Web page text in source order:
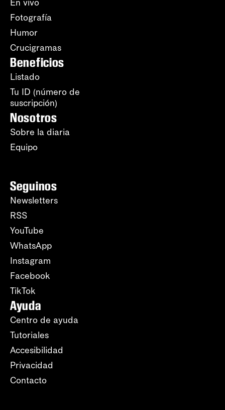
En vivo
Fotografía
Humor
Crucigramas
Beneficios
Listado
Tu ID (número de
suscripción)
Nosotros
Sobre la diaria
Equipo
Seguinos
Newsletters
RSS
YouTube
WhatsApp
Instagram
Facebook
TikTok
Ayuda
Centro de ayuda
Tutoriales
Accesibilidad
Privacidad
Contacto